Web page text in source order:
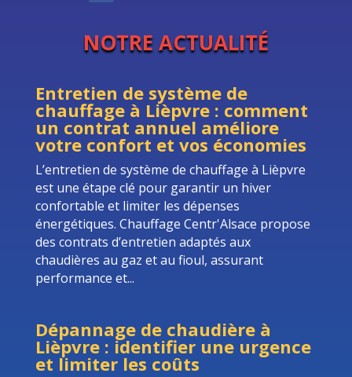
NOTRE ACTUALITÉ
Entretien de système de
chauffage à Lièpvre : comment
un contrat annuel améliore
votre confort et vos économies
L’entretien de système de chauffage à Lièpvre
est une étape clé pour garantir un hiver
confortable et limiter les dépenses
énergétiques. Chauffage Centr'Alsace propose
des contrats d’entretien adaptés aux
chaudières au gaz et au fioul, assurant
performance et...
Dépannage de chaudière à
Lièpvre : identifier une urgence
et limiter les coûts